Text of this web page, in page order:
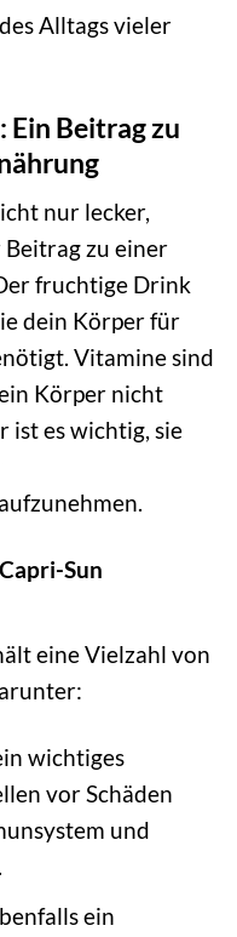
Alltags vieler
Beitrag zu
nur lecker,
zu einer
fruchtige Drink
dein Körper für
Vitamine sind
Körper nicht
ist es wichtig, sie
Sun
eine Vielzahl von
wichtiges
vor Schäden
und
ein